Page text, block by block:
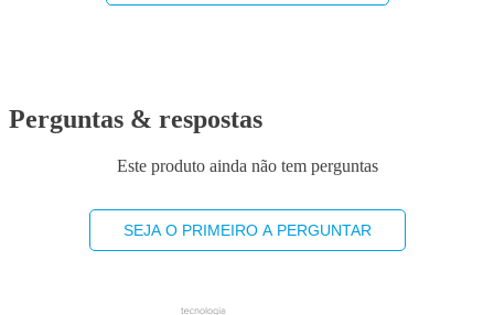
Perguntas & respostas
Este produto ainda não tem perguntas
SEJA O PRIMEIRO A PERGUNTAR